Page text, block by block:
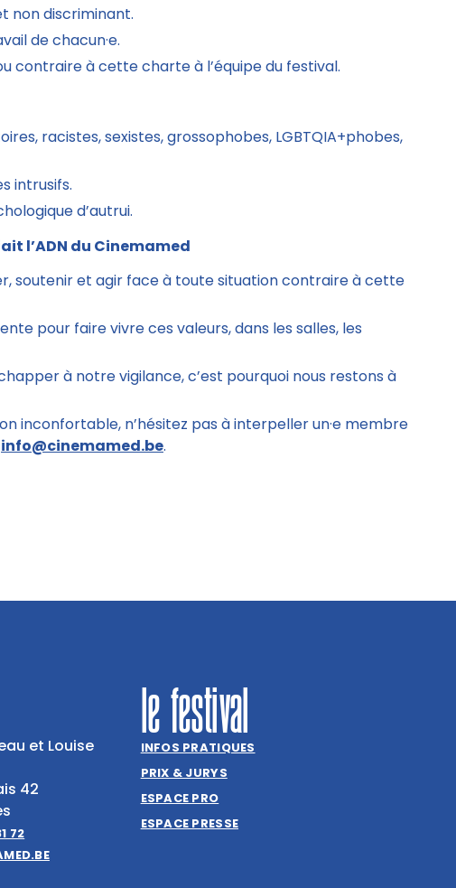
non discriminant.
de chacun·e.
à cette charte à l’équipe du festival.
racistes, sexistes, grossophobes, LGBTQIA+phobes,
intrusifs.
d’autrui.
l’ADN du Cinemamed
soutenir et agir face à toute situation contraire à cette
pour faire vivre ces valeurs, dans les salles, les
à notre vigilance, c’est pourquoi nous restons à
inconfortable, n’hésitez pas à interpeller un·e membre
info@cinemamed.be.
et Louise
42
72
le festival
INFOS PRATIQUES
PRIX & JURYS
ESPACE PRO
ESPACE PRESSE